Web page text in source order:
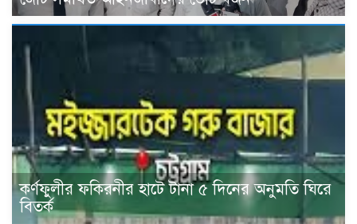
কর্ণফুলীর ফকিরনীর হাটে টানা ৫ দিনের অনুমতি ঘিরে
বিতর্ক